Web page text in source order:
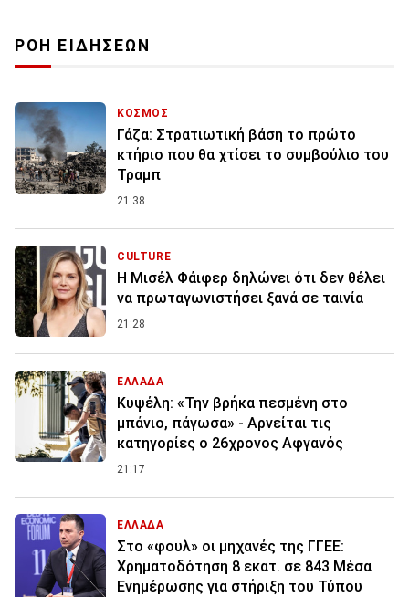
ΡΟΗ ΕΙΔΗΣΕΩΝ
ΚΟΣΜΟΣ
Γάζα: Στρατιωτική βάση το πρώτο
κτήριο που θα χτίσει το συμβούλιο του
Τραμπ
21:38
CULTURE
Η Μισέλ Φάιφερ δηλώνει ότι δεν θέλει
να πρωταγωνιστήσει ξανά σε ταινία
21:28
ΕΛΛΑΔΑ
Κυψέλη: «Την βρήκα πεσμένη στο
μπάνιο, πάγωσα» - Αρνείται τις
κατηγορίες ο 26χρονος Αφγανός
21:17
ΕΛΛΑΔΑ
Στο «φουλ» οι μηχανές της ΓΓΕΕ:
Χρηματοδότηση 8 εκατ. σε 843 Μέσα
Ενημέρωσης για στήριξη του Τύπου